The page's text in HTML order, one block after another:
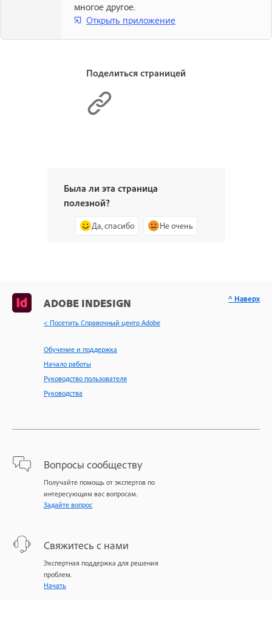
многое другое.
Открыть приложение
Поделиться страницей
Была ли эта страница
полезной?
Да, спасибо Не очень
ADOBE INDESIGN
< Посетить Справочный центр Adobe
Обучение и поддержка
Начало работы
Руководство пользователя
Руководства
Вопросы сообществу
Получайте помощь от экспертов по
интересующим вас вопросам.
Задайте вопрос
Свяжитесь с нами
Экспертная поддержка для решения
проблем.
Начать
^ Наверх